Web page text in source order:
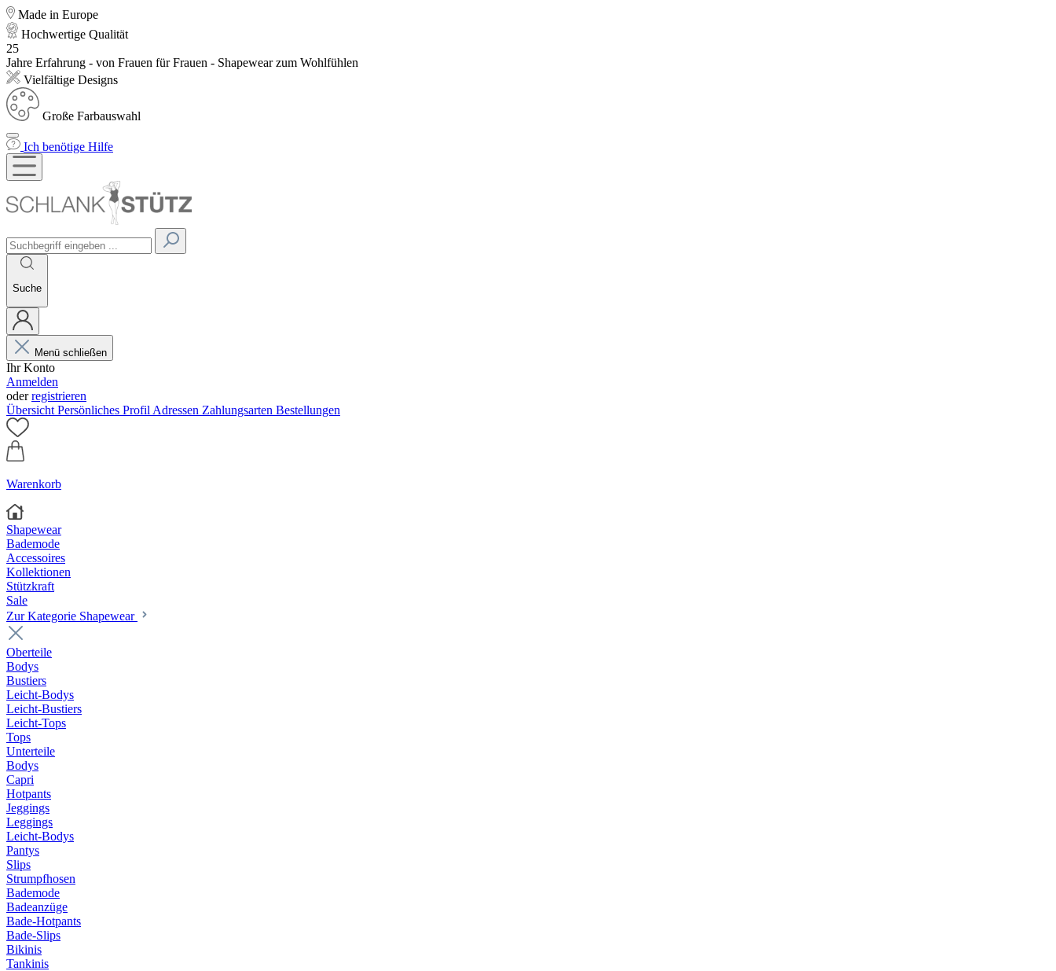
Made in Europe
Hochwertige Qualität
25
Jahre Erfahrung - von Frauen für Frauen - Shapewear zum Wohlfühlen
Vielfältige Designs
Große Farbauswahl
Ich benötige Hilfe
Suche
Menü schließen
Ihr Konto
Anmelden
oderregistrieren
Übersicht Persönliches Profil Adressen Zahlungsarten Bestellungen
Warenkorb
Shapewear
Bademode
Accessoires
Kollektionen
Stützkraft
Sale
Zur Kategorie Shapewear
Oberteile
Bodys
Bustiers
Leicht-Bodys
Leicht-Bustiers
Leicht-Tops
Tops
Unterteile
Bodys
Capri
Hotpants
Jeggings
Leggings
Leicht-Bodys
Pantys
Slips
Strumpfhosen
Bademode
Badeanzüge
Bade-Hotpants
Bade-Slips
Bikinis
Tankinis